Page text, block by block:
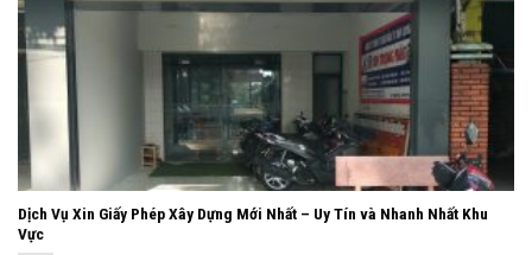
Dịch Vụ Xin Giấy Phép Xây Dựng Mới Nhất – Uy Tín và Nhanh Nhất Khu
Vực